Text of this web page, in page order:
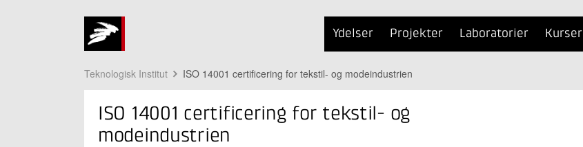
Ydelser Projekter Laboratorier Kurser
Teknologisk Institut ISO 14001 certificering for tekstil- og modeindustrien
ISO 14001 certificering for tekstil- og
modeindustrien